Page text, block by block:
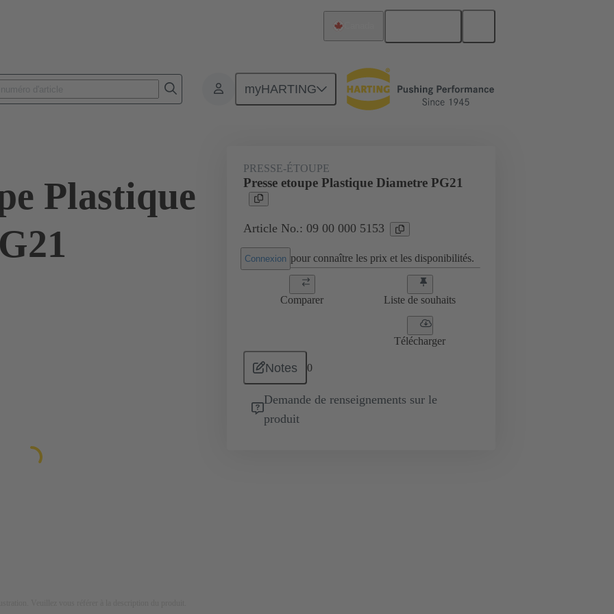
myHARTING
Accessoires Presse-étoupes 09 00 000 5153
Plastique
PRESSE-ÉTOUPE
Presse etoupe Plastique Diametre PG21
Article No.: 09 00 000 5153
Connexion pour connaître les prix et les disponibilités.
Comparer Liste de souhaits
Télécharger
Notes 0
Demande de renseignements sur le
produit